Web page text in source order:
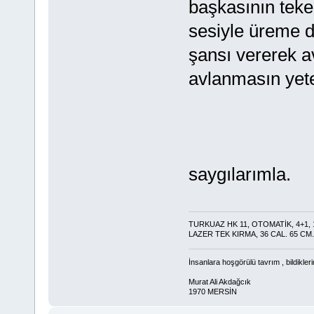
başkasının
sesiyle üreme
şansı vererek
avlanmasın
saygılarımla.
TURKUAZ HK 11, OTOMATİK, 4+1,
LAZER TEK KIRMA, 36 CAL. 65 CM.
İnsanlara hoşgörülü tavrım ,
Murat Ali Akdağcık
1970 MERSİN